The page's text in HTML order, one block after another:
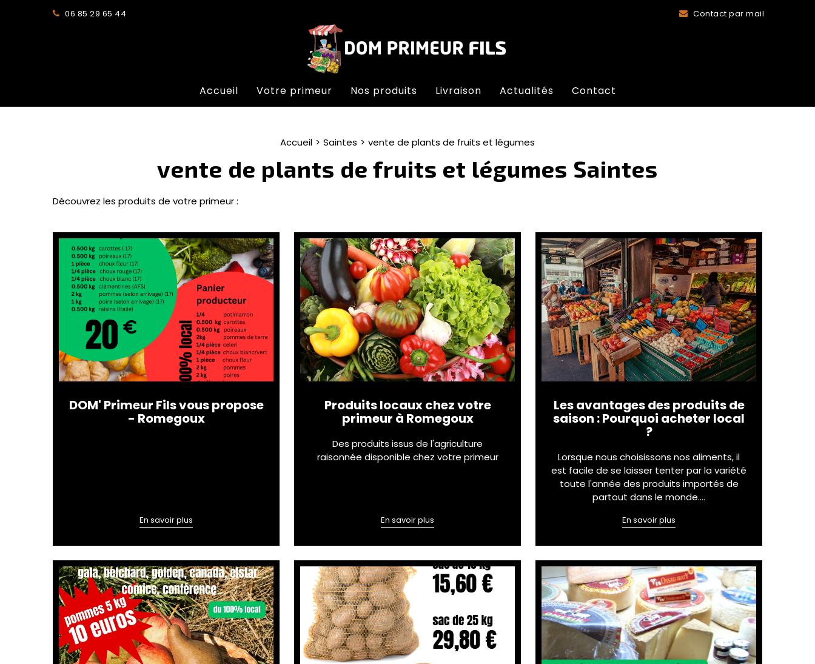
06 85 29 65 44 Contact par mail
Accueil Votre primeur Nos produits Livraison Actualités Contact
Accueil Saintes vente de plants de fruits et légumes
vente de plants de fruits et légumes Saintes
Découvrez les produits de votre primeur :
DOM' Primeur Fils vous propose
- Romegoux
En savoir plus
Produits locaux chez votre
primeur à Romegoux
Des produits issus de l'agriculture
raisonnée disponible chez votre primeur
En savoir plus
Les avantages des produits de
saison : Pourquoi acheter local
?
Lorsque nous choisissons nos aliments, il
est facile de se laisser tenter par la variété
toute l'année des produits importés de
partout dans le monde.…
En savoir plus